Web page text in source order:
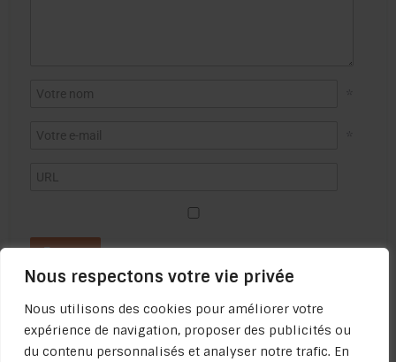
Nous respectons votre vie privée
Nous utilisons des cookies pour améliorer votre
expérience de navigation, proposer des publicités ou
du contenu personnalisés et analyser notre trafic. En